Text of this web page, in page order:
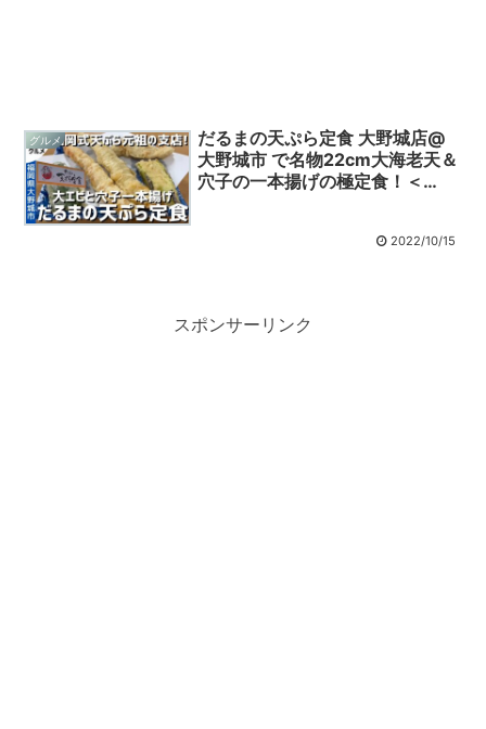
グルメ
だるまの天ぷら定食 大野城店@
大野城市 で名物22cm大海老天＆
穴子の一本揚げの極定食！＜
2022/10/15
スポンサーリンク